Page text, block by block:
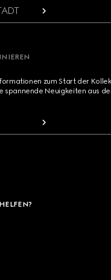
zum Start der
spannende Neuigkeiten aus